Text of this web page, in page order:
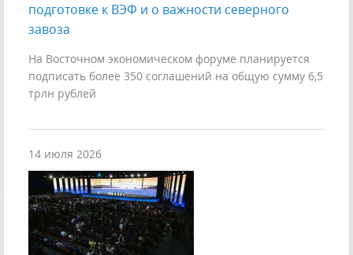
подготовке к ВЭФ и о важности северного
завоза
На Восточном экономическом форуме планируется
подписать более 350 соглашений на общую сумму 6,5
трлн рублей
14 июля 2026